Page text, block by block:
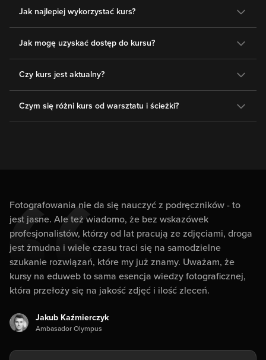
Jak najlepiej wykorzystać kurs?
Jak mogę uzyskać dostęp do kursu?
Czy kurs jest aktualny?
Czym się różni kurs od warsztatu i ścieżki?
Fotografowania nie da się nauczyć z podręczników - to
jest jasne. Ale też wiadomo, że bez wskazówek
profesjonalistów, którzy od lat pracują ze zdjęciami, droga
jest żmudna i wiele czasu traci się na samodzielne
szukanie rozwiązań, które my już znamy. Uważam, że
kursy na eduweb to sama esencja wiedzy fotograficznej,
która przełoży się na jakość zdjęć i ilość zleceń.
Jakub Kaźmierczyk
Ambasador Olympus